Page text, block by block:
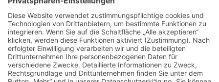
FacebookInstagramLinkedInYouTube
Spenden